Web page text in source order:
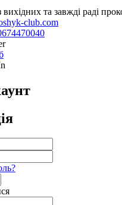
та завжді раді
club.com